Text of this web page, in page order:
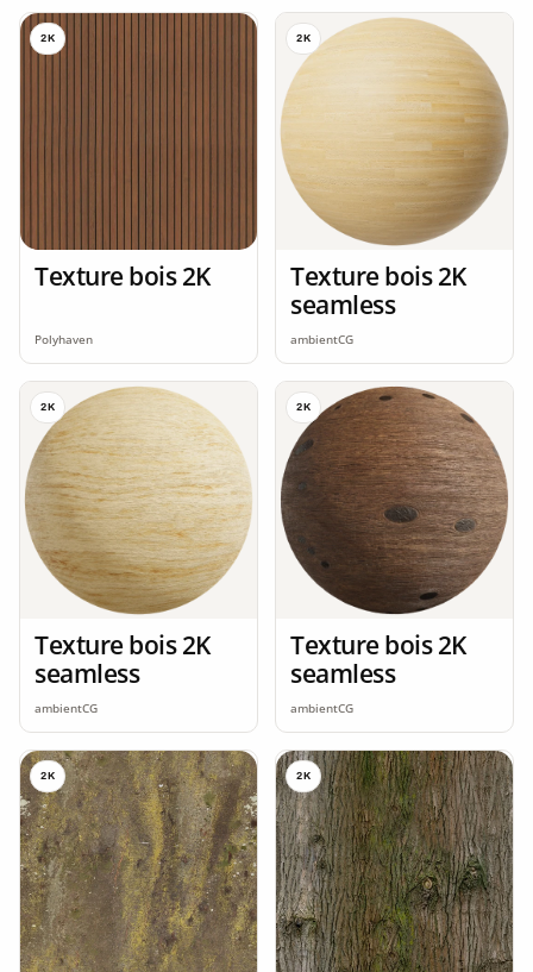
2K
Texture bois 2K
Polyhaven
2K
Texture bois 2K
seamless
ambientCG
2K
Texture bois 2K
seamless
ambientCG
2K
Texture bois 2K
seamless
ambientCG
2K 2K